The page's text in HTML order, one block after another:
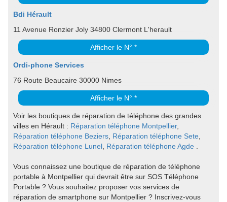
Bdi Hérault
11 Avenue Ronzier Joly 34800 Clermont L'herault
Afficher le N° *
Ordi-phone Services
76 Route Beaucaire 30000 Nimes
Afficher le N° *
Voir les boutiques de réparation de téléphone des grandes
villes en Hérault : Réparation téléphone Montpellier,
Réparation téléphone Beziers Réparation téléphone Sete
Réparation téléphone Lunel Réparation téléphone Agde
Vous connaissez une boutique de réparation de téléphone
portable à Montpellier qui devrait être sur SOS Téléphone
Portable ? Vous souhaitez proposer vos services de
réparation de smartphone sur Montpellier ? Inscrivez-vous